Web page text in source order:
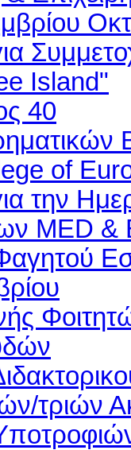
Island"
40
of
την
MED &